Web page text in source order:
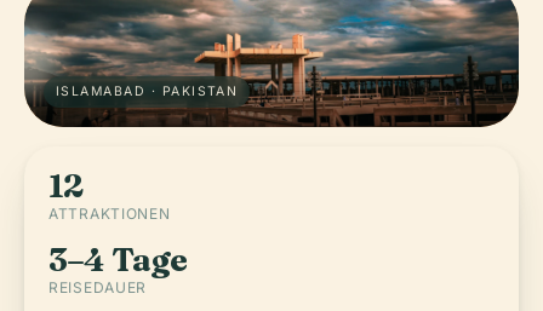
ISLAMABAD · PAKISTAN
12
ATTRAKTIONEN
3–4 Tage
REISEDAUER